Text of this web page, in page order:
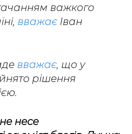
важкого
вважаєІван
вважає, що у
рішення
несе